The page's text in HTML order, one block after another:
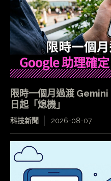
限時一個月過渡
日起「熄機」
科技新聞 2026-08-07